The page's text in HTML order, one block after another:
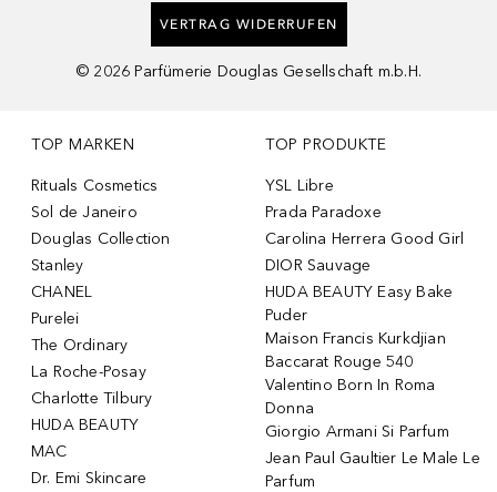
VERTRAG WIDERRUFEN
© 2026 Parfümerie Douglas Gesellschaft m.b.H.
TOP MARKEN
Rituals Cosmetics
Sol de Janeiro
Douglas Collection
Stanley
CHANEL
Purelei
The Ordinary
La Roche-Posay
Charlotte Tilbury
HUDA BEAUTY
MAC
Dr. Emi Skincare
TOP PRODUKTE
YSL Libre
Prada Paradoxe
Carolina Herrera Good Girl
DIOR Sauvage
HUDA BEAUTY Easy Bake
Puder
Maison Francis Kurkdjian
Baccarat Rouge 540
Valentino Born In Roma
Donna
Giorgio Armani Si Parfum
Jean Paul Gaultier Le Male Le
Parfum